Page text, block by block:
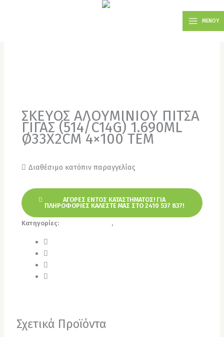
MAIN
MENUΜΕΝΟΥ
ΣΚΕΥΟΣ ΑΛΟΥΜΙΝΙΟΥ ΠΙΤΣΑ
ΓΙΓΑΣ (514/C14G) 1.690ΜL
Ø33X2CM 4×100 TEM
Διαθέσιμο κατόπιν παραγγελίας
ΑΓΟΡΕΣ ΕΝΤΟΣ ΚΑΤΑΣΤΗΜΑΤΟΣ! ΓΙΑ
ΠΛΗΡΟΦΟΡΙΕΣ ΚΑΛΕΣΤΕ ΜΑΣ ΣΤΟ 2410 537 837!
Κατηγορίες: ,
Σχετικά Προϊόντα